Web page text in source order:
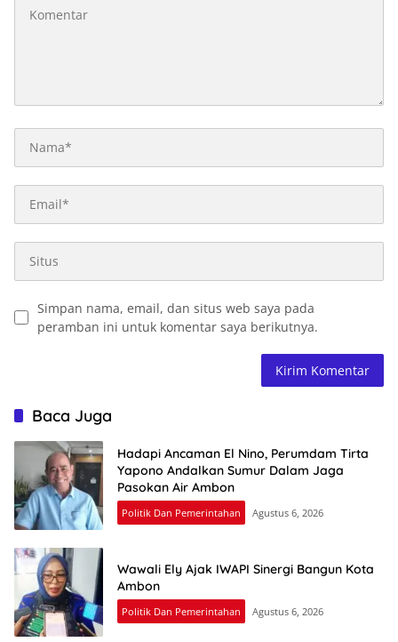
Simpan nama, email, dan situs web saya pada
peramban ini untuk komentar saya berikutnya.
Baca Juga
Hadapi Ancaman El Nino, Perumdam Tirta
Yapono Andalkan Sumur Dalam Jaga
Pasokan Air Ambon
Politik Dan Pemerintahan Agustus 6, 2026
Wawali Ely Ajak IWAPI Sinergi Bangun Kota
Ambon
Politik Dan Pemerintahan Agustus 6, 2026